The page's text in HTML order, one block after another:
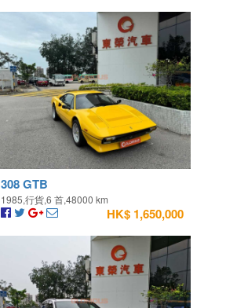
308 GTB
1985,行貨,6 首,48000 km
HK$ 1,650,000